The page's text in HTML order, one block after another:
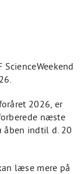
2026, er
næste
åben indtil d. 20
læse mere på